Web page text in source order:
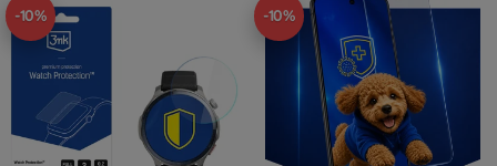
-10% -10%